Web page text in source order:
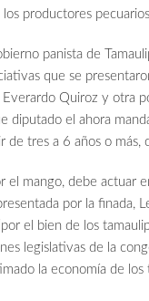
productores
panista de
que se
Quiroz y otra
el ahora
de tres a 6 años o
mango, debe actuar
por la finada,
el bien de los
legislativas de la
la economía de